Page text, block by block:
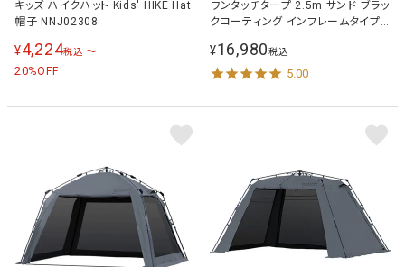
キッズ ハイクハット Kids' HIKE Hat
帽子 NNJ02308
¥4,224税込 〜
20%OFF
ワンタッチタープ 2.5m サンド ブラッ
クコーティング インフレームタイプ
ール 海 QC-TPI250
¥16,980税込
5.00